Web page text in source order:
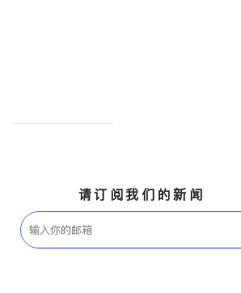
请订阅我们的新闻